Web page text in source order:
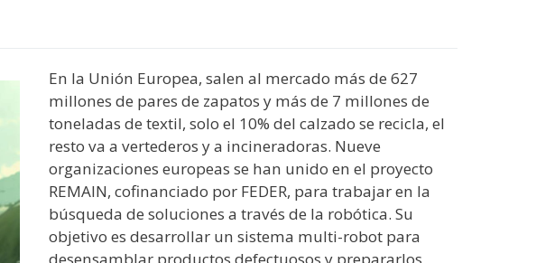
En la Unión Europea, salen al mercado más de 627
millones de pares de zapatos y más de 7 millones de
toneladas de textil, solo el 10% del calzado se recicla, el
resto va a vertederos y a incineradoras. Nueve
organizaciones europeas se han unido en el proyecto
REMAIN, cofinanciado por FEDER, para trabajar en la
búsqueda de soluciones a través de la robótica. Su
objetivo es desarrollar un sistema multi-robot para